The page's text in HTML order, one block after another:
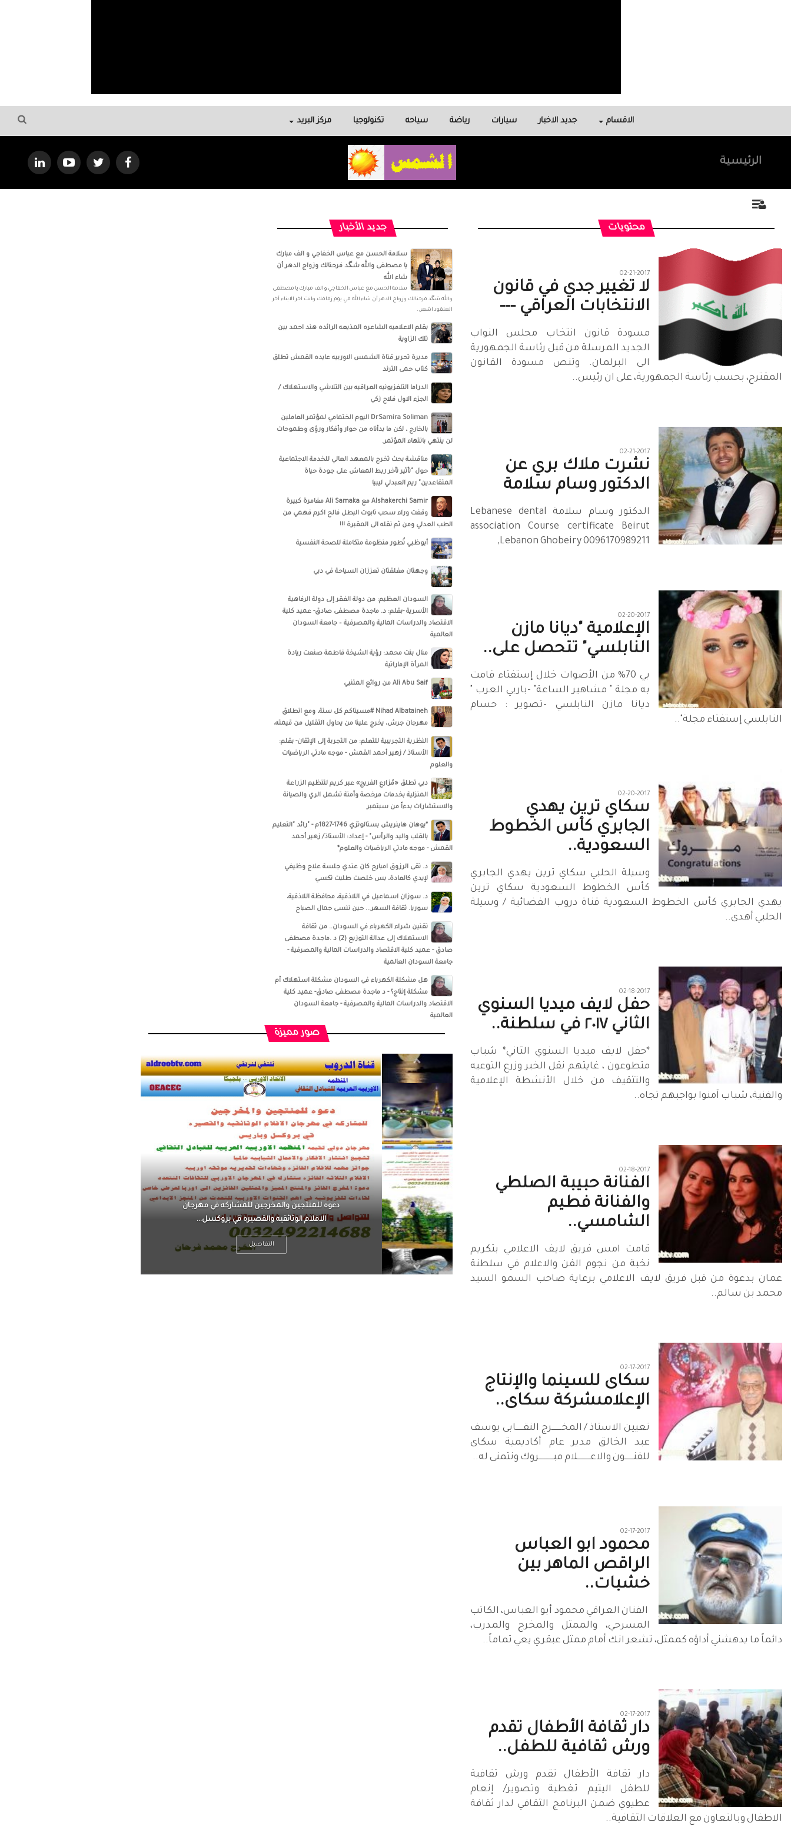
الاقسام جديد الاخبار سيارات رياضة سياحه تكنولوجيا مركز البريد
الرئيسية
محتويات
02-21-2017
لا تغيير جدي في قانون
الانتخابات العراقي ---
مسودة قانون انتخاب مجلس النواب
الجديد المرسلة من قبل رئاسة الجمهورية
الى البرلمان. وتنص مسودة القانون
المقترح، بحسب رئاسة الجمهورية، على ان رئيس..
02-21-2017
نشرت ملاك بري عن
الدكتور وسام سلامة
الدكتور وسام سلامة Lebanese dental
association Course certificate Beirut
,Lebanon Ghobeiry 0096170989211
02-20-2017
الإعلامية "ديانا مازن
النابلسي" تتحصل على..
بي 70% من الأصوات خلال إستفتاء قامت
به مجلة " مشاهير الساعة" -باربي العرب "
ديانا مازن النابلسي -تصوير : حسام
النابلسي إستفتاء مجلة"..
02-20-2017
سكاي ترين يهدي
الجابري كأس الخطوط
السعودية..
وسيلة الحلبي سكاي ترين يهدي الجابري
كأس الخطوط السعودية سكاي ترين
يهدي الجابري كأس الخطوط السعودية قناة دروب الفضائية / وسيلة
الحلبي أهدى..
02-18-2017
حفل لايف ميديا السنوي
الثاني ٢٠١٧ في سلطنة..
*حفل لايف ميديا السنوي الثاني* شباب
متطوعون ، غايتهم نقل الخبر وزرع التوعيه
والتثقيف من خلال الأنشطة الإعلامية
والفنية، شباب آمنوا بواجبهم تجاه..
02-18-2017
الفنانة حبيبة الصلطي
والفنانة فطيم
الشامسي..
قامت امس فريق لايف الاعلامي بتكريم
نخبة من نجوم الفن والاعلام في سلطنة
عمان بدعوة من قبل فريق لايف الاعلامي برعاية صاحب السمو السيد
محمد بن سالم..
02-17-2017
سكاى للسينما والإنتاج
الإعلامى‏شركة سكاى..
تعيين الاستاذ / المخــــــــرج النقــــــابى يوسف
عبد الخالق مدير عام أكاديمية سكاى
للفنـــــــون والاعـــــــــــلام مبــــــــــــروك ونتمنى له..
02-17-2017
محمود ابو العباس
الراقص الماهر بين
خشبات..
‏ الفنان العراقي محمود أبو العباس، الكاتب
المسرحي، والممثل والمخرج والمدرب،
دائماً ما يدهشني أداؤه كممثل، تشعر انك أمام ممثل عبقري يعي تماماً..
02-17-2017
دار ثقافة الأطفال تقدم
ورش ثقافية للطفل..
دار ثقافة الأطفال تقدم ورش ثقافية
للطفل اليتيم تغطية وتصوير/ إنعام
عطيوي ضمن البرنامج الثقافي لدار ثقافة
الاطفال وبالتعاون مع العلاقات الثقافية..
جديد الأخبار
سلامة الحسن‏ مع ‏عباس الخفاجي‏ و‏ الف مبارك
يا مصطفى والله شگد فرحنالك وزواج الدهر أن
شاء الله
سلامة الحسن‏ مع ‏عباس الخفاجي‏ و‏ الف مبارك يا مصطفى
والله شگد فرحنالك وزواج الدهر أن شاء الله في يوم زفافك وانت اخر الابناء آخر
العنقود اشعر..
بقلم الاعلاميه الشاعره المذيعه الرائده هند احمد بين
تلك الزاوية
مديرة تحرير قناة الشمس الاوربيه عايده القمش تطلق
كتاب حمى الترند
الدراما التلفزيونيه العراقيه بين التلاشي والاستهلاك /
الجزء الاول فلاح زكي
DrSamira Soliman اليوم الختمامي لمؤتمر العاملين
بالخارج ، لكن ما بدأناه من حوار وأفكار ورؤى وطموحات
لن ينتهي بانتهاء المؤتمر.
مناقشة بحث تخرج بالمعهد العالي للخدمة الاجتماعية
حول "تأثير تأخر ربط المعاش على جودة حياة
المتقاعدين" ريم العبدلي ليبيا
‏‎Alshakerchi Samir‎‏ مع ‏‎Ali Samaka‎‏ مغامرة كبيرة
وقفت وراء سحب تابوت البطل فالح اكرم فهمي من
الطب العدلي ومن ثم نقله الى المقبرة !!!
أبوظبي تُطور منظومة متكاملة للصحة النفسية
وجهتان مغلقتان تعززان السياحة في دبي
السودان العظيم: من دولة الفقر إلى دولة الرفاهية
الأسرية -بقلم: د. ماجدة مصطفى صادق- عميد كلية
الاقتصاد والدراسات المالية والمصرفية – جامعة السودان
العالمية
منال بنت محمد: رؤية الشيخة فاطمة صنعت ريادة
المرأة الإماراتية
Ali Abu Saif من روائع المتنبي
Nihad Albataineh #مسيناكم كل سنة، ومع انطلاق
مهرجان جرش، يخرج علينا من يحاول التقليل من قيمته،
النظرية التجريبية للتعلم: من التجربة إلى الإتقان- بقلم:
الأستاذ / زهير أحمد القمش - موجه مادتي الرياضيات
والعلوم
دبي تطلق «مُزارع الفريج» عبر كريم لتنظيم الزراعة
المنزلية بخدمات مرخصة وآمنة تشمل الري والصيانة
والاستشارات بدءاً من سبتمبر
*يوهان هاينريش بستالوتزي 1746-1827م - "رائد "التعليم
بالقلب واليد والرأس" - إعداد: الأستاذ/ زهير أحمد
القمش - موجه مادتي الرياضيات والعلوم*
د. تقى الرزوق امبارح كان عندي جلسة علاج وظيفي
لإيدي كالعادة، بس خلصت طلبت تكسي
د. سوزان اسماعيل‏ في ‏‏اللاذقية‏، ‏محافظة اللاذقية‏،
‏سوريا‏‏. ثقافة السهر... حين ننسى جمال الصباح
تقنين شراء الكهرباء في السودان.. من ثقافة
الاستهلاك إلى عدالة التوزيع (2) د .ماجدة مصطفى
صادق - عميد كلية الاقتصاد والدراسات المالية والمصرفية -
جامعة السودان العالمية
هل مشكلة الكهرباء في السودان مشكلة استهلاك أم
مشكلة إنتاج؟ - د ماجدة مصطفى صادق- عميد كلية
الاقتصاد والدراسات المالية والمصرفية - جامعة السودان
العالمية
صور مميزة
الرجل العظيم يكون مطمئناً ، يتحرر من القلق ،
بينما الرجل ضيق الأفق فعادة ما يكون متوتراً
التفاصيل